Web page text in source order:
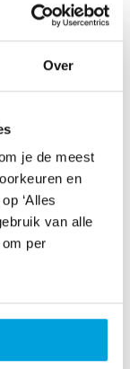
Over
je de meest
en
‘Alles
van alle
om per
praktijk heel
afwisselende,
En een
publiek te
vandaar
Daarmee